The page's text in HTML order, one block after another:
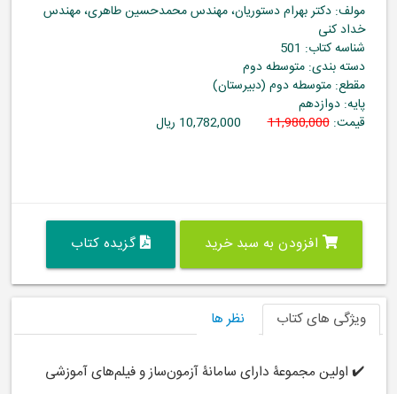
مولف: دکتر بهرام دستوریان، مهندس محمدحسین طاهری، مهندس
خداد کنی
شناسه کتاب: 501
دسته بندی: متوسطه دوم
مقطع: متوسطه دوم (دبیرستان)
پایه: دوازدهم
قیمت:11,980,000 10,782,000 ریال
افزودن به سبد خرید گزیده کتاب
ویژگی های کتاب نظر ها
✔️ اولین مجموعۀ دارای سامانۀ آزمون‌سازو فیلم‌های آموزشی